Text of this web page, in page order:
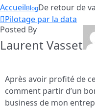
Accueil
De retour de
Pilotage par la data
Posted By
Laurent Vasset
Après avoir profité de
comment partir d’un
business de mon